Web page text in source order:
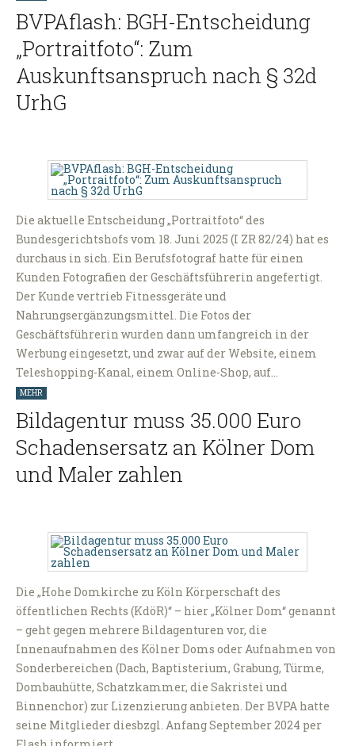
BVPAflash: BGH-Entscheidung
„Portraitfoto“: Zum
Auskunftsanspruch nach § 32d
UrhG
Die aktuelle Entscheidung „Portraitfoto“ des
Bundesgerichtshofs vom 18. Juni 2025 (I ZR 82/24) hat es
durchaus in sich. Ein Berufsfotograf hatte für einen
Kunden Fotografien der Geschäftsführerin angefertigt.
Der Kunde vertrieb Fitnessgeräte und
Nahrungsergänzungsmittel. Die Fotos der
Geschäftsführerin wurden dann umfangreich in der
Werbung eingesetzt, und zwar auf der Website, einem
Teleshopping-Kanal, einem Online-Shop, auf…
MEHR
Bildagentur muss 35.000 Euro
Schadensersatz an Kölner Dom
und Maler zahlen
Die „Hohe Domkirche zu Köln Körperschaft des
öffentlichen Rechts (KdöR)“ – hier „Kölner Dom“ genannt
– geht gegen mehrere Bildagenturen vor, die
Innenaufnahmen des Kölner Doms oder Aufnahmen von
Sonderbereichen (Dach, Baptisterium, Grabung, Türme,
Dombauhütte, Schatzkammer, die Sakristei und
Binnenchor) zur Lizenzierung anbieten. Der BVPA hatte
seine Mitglieder diesbzgl. Anfang September 2024 per